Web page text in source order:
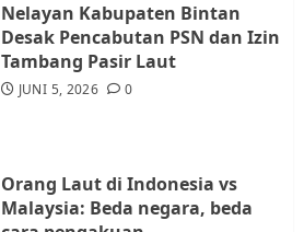
Warga Rempang Ajukan
Audiensi dengan Wali Kota
Batam, Soroti Aktivitas yang
Resahkan Warga
Nelayan Kabupaten Bintan
Desak Pencabutan PSN dan Izin
Tambang Pasir Laut
JUNI 5, 2026 0
Orang Laut di Indonesia vs
Malaysia: Beda negara, beda